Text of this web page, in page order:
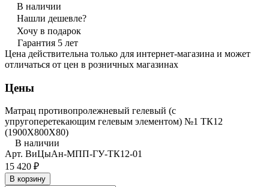
В наличии
Нашли дешевле?
Хочу в подарок
Гарантия 5 лет
Цена действительна только для интернет-магазина и может
отличаться от цен в розничных магазинах
Цены
Матрац противопролежневый гелевый (с
упругоперетекающим гелевым элементом) №1 ТК12
(1900Х800Х80)
В наличии
Арт. ВиЦыАн-МПП-ГУ-ТК12-01
15 420 ₽
В корзину